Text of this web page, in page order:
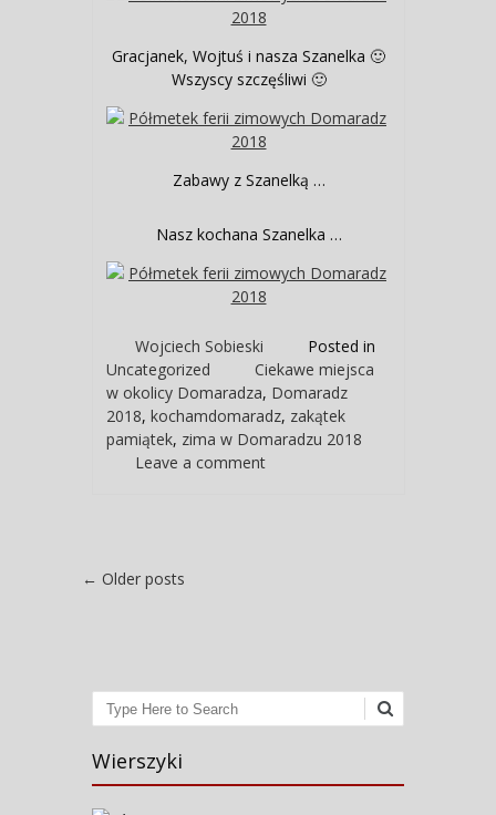
Gracjanek, Wojtuś i nasza Szanelka 🙂
Wszyscy szczęśliwi 🙂
Zabawy z Szanelką …
Nasz kochana Szanelka …
Wojciech Sobieski
Posted in
Uncategorized
Ciekawe miejsca
w okolicy Domaradza, Domaradz
2018,kochamdomaradz, zakątek
pamiątek, zima w Domaradzu 2018
Leave a comment
Post navigation
← Older posts
Search
Wierszyki